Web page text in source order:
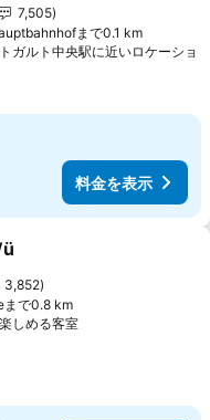
7,505
まで0.1 km
ガルト中央駅に近いロケーショ
料金を表示
りに追加
3,852
まで0.8 km
しめる客室料金を表示